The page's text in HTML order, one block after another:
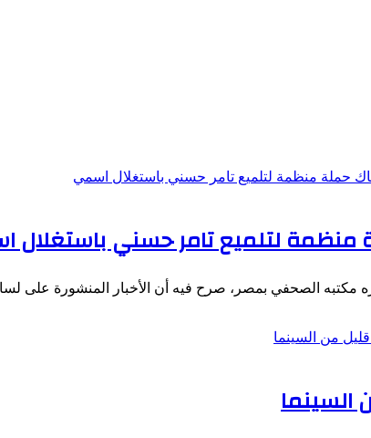
منظمة لتلميع تامر حسني باستغلال
مكتبه الصحفي بمصر، صرح فيه أن الأخبار المنشورة على